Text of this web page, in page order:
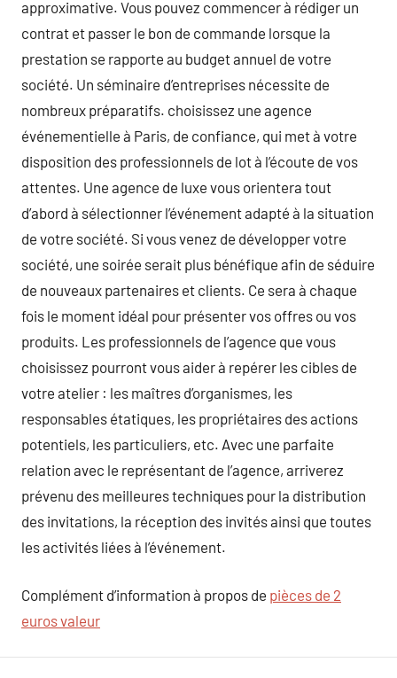
approximative. Vous pouvez commencer à rédiger un
contrat et passer le bon de commande lorsque la
prestation se rapporte au budget annuel de votre
société. Un séminaire d’entreprises nécessite de
nombreux préparatifs. choisissez une agence
événementielle à Paris, de confiance, qui met à votre
disposition des professionnels de lot à l’écoute de vos
attentes. Une agence de luxe vous orientera tout
d’abord à sélectionner l’événement adapté à la situation
de votre société. Si vous venez de développer votre
société, une soirée serait plus bénéfique afin de séduire
de nouveaux partenaires et clients. Ce sera à chaque
fois le moment idéal pour présenter vos offres ou vos
produits. Les professionnels de l’agence que vous
choisissez pourront vous aider à repérer les cibles de
votre atelier : les maîtres d’organismes, les
responsables étatiques, les propriétaires des actions
potentiels, les particuliers, etc. Avec une parfaite
relation avec le représentant de l’agence, arriverez
prévenu des meilleures techniques pour la distribution
des invitations, la réception des invités ainsi que toutes
les activités liées à l’événement.
Complément d’information à propos de pièces de 2
euros valeur